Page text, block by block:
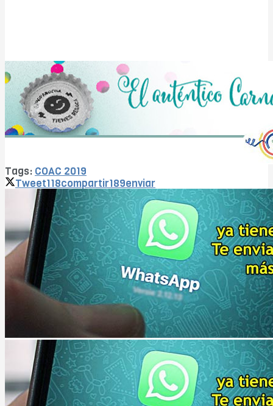
Tags: COAC 2019
Tweet118compartir189enviar